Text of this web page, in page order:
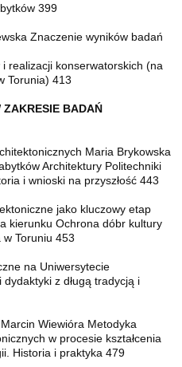
399
Znaczenie wyników badań
realizacji konserwatorskich (na
Torunia) 413
ZAKRESIE BADAŃ
Maria Brykowska
Architektury Politechniki
i wnioski na przyszłość 443
jako kluczowy etap
kierunku Ochrona dóbr kultury
w Toruniu 453
na Uniwersytecie
z długą tradycją i
Wiewióra Metodyka
w procesie kształcenia
Historia i praktyka 479